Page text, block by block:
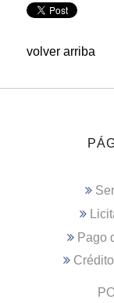
volver arriba
Pago